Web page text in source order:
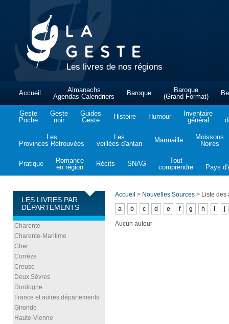
Les livres de nos régions
Accueil
Almanachs
Agendas Calendriers
Baroque
Baroque
(Grand Format)
Geste
Poche
Geste
noir
Guides
Geste
Histoire Humour
Inventaire
général
Les
Provinces Retrouvées
Les
veillées d'antan
Marmaille
Moissons
Noires
Pratique
Romance
en région
Récits SNAG
Tout
comprendre
Pays
LES LIVRES PAR
DÉPARTEMENTS
Charente
Charente-Maritime
Cher
Corrèze
Creuse
Deux Sèvres
Dordogne
France et autres départements
Gironde
Haute-Vienne
Accueil > Nouvelles Sources > Liste des
a
b c d e f g h i j
Aucun auteur